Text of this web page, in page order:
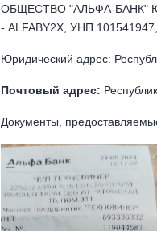
ОБЩЕСТВО "АЛЬФА-БАНК"
- ALFABY2X, УНП
Юридический адрес:
Почтовый адрес:
Документы,